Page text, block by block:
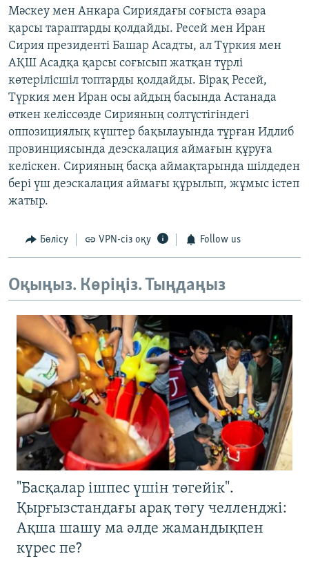
Мәскеу мен Анкара Сириядағы соғыста өзара
қарсы тараптарды қолдайды. Ресей мен Иран
Сирия президенті Башар Асадты, ал Түркия мен
АҚШ Асадқа қарсы соғысып жатқан түрлі
көтерілісшіл топтарды қолдайды. Бірақ Ресей,
Түркия мен Иран осы айдың басында Астанада
өткен келіссөзде Сирияның солтүстігіндегі
оппозициялық күштер бақылауында тұрған Идлиб
провинциясында деэскалация аймағын құруға
келіскен. Сирияның басқа аймақтарында шілдеден
бері үш деэскалация аймағы құрылып, жұмыс істеп
жатыр.
Бөлісу VPN-сіз оқу Follow us
Оқыңыз. Көріңіз. Тыңдаңыз
"Басқалар ішпес үшін төгейік".
Қырғызстандағы арақ төгу челленджі:
Ақша шашу ма әлде жамандықпен
күрес пе?